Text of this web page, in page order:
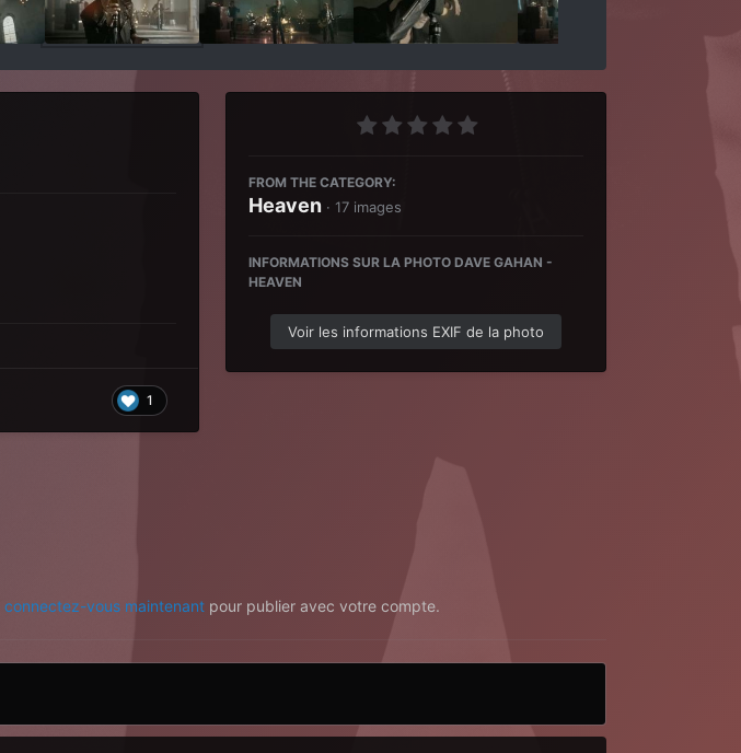
1
FROM THE CATEGORY:
Heaven · 17 images
INFORMATIONS SUR LA PHOTO DAVE GAHAN -
HEAVEN
Voir les informations EXIF de la photo
connectez-vous maintenantpour publier avec votre compte.